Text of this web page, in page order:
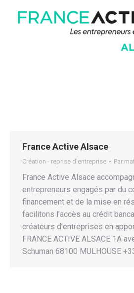
France Active Alsace
Création - reprise d'entreprise Par
France Active Alsace
entrepreneurs engagés par du
financement et de la mise en
facilitons l’accès au crédit
créateurs d’entreprises en
FRANCE ACTIVE ALSACE 1A
Schuman 68100 MULHOUSE